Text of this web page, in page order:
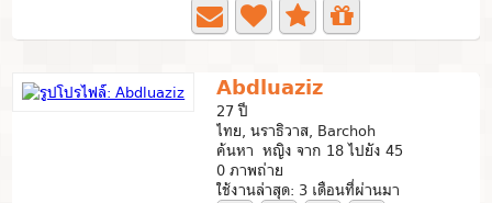
Abdluaziz
27 ปี
ไทย, นราธิวาส, Barchoh
ค้นหา หญิง จาก 18 ไปยัง 45
0 ภาพถ่าย
ใช้งานล่าสุด: 3 เดือนที่ผ่านมา